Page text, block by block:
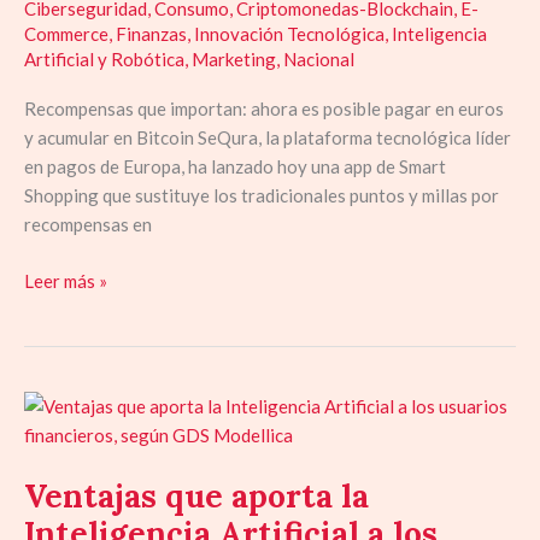
Ciberseguridad,Consumo,Criptomonedas-Blockchain, E-
Commerce, Finanzas, Innovación Tecnológica, Inteligencia
Artificial y Robótica, Marketing, Nacional
Recompensas que importan: ahora es posible pagar en euros
y acumular en Bitcoin SeQura, la plataforma tecnológica líder
en pagos de Europa, ha lanzado hoy una app de Smart
Shopping que sustituye los tradicionales puntos y millas por
recompensas en
Leer más »
Ventajas que aporta la
Ventajas
que
la
Inteligencia